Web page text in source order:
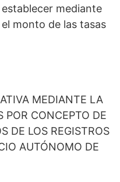
mediante
monto de las tasas
MEDIANTE LA
POR CONCEPTO DE
DE LOS REGISTROS
AUTÓNOMO DE